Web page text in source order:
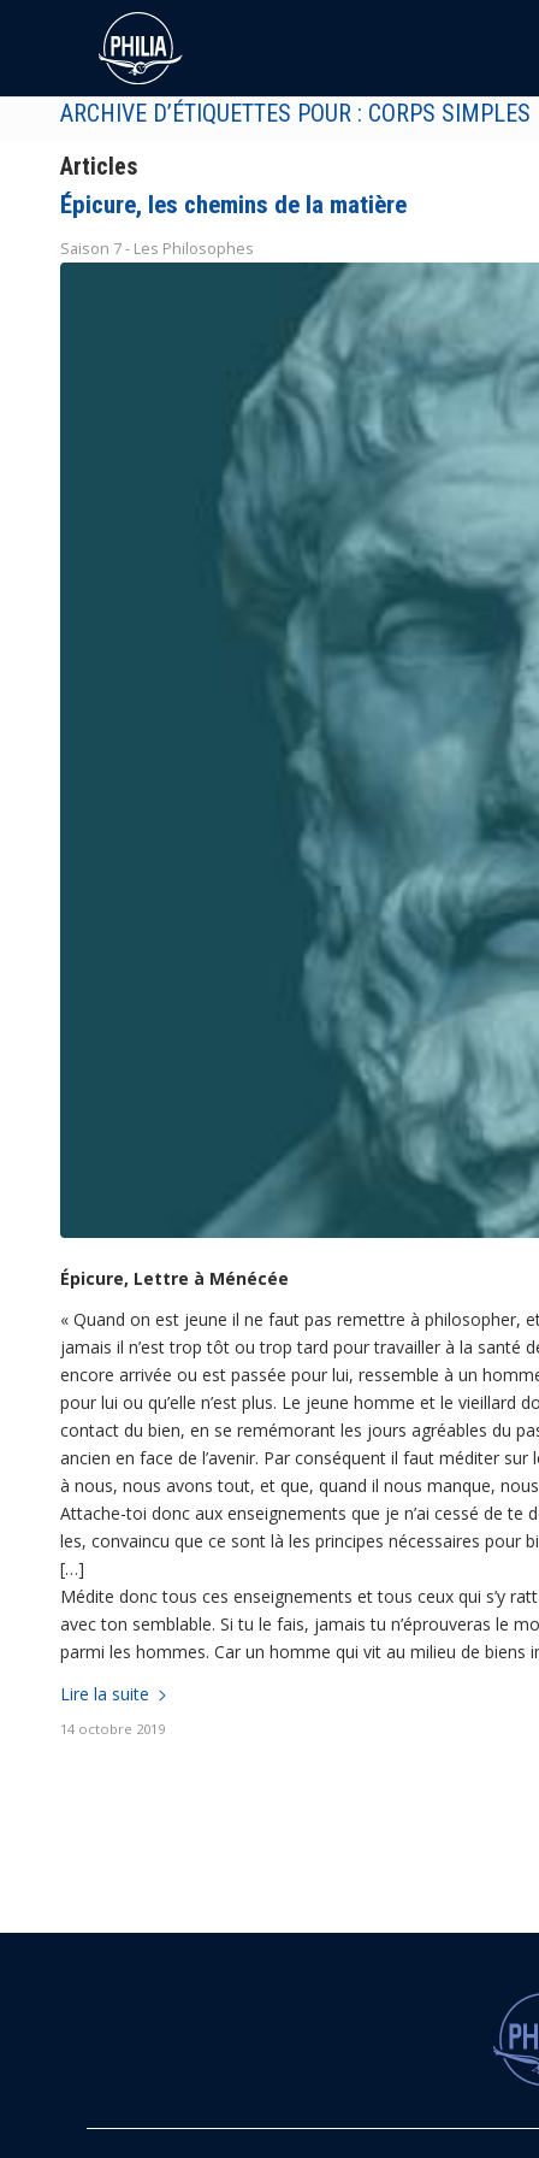
ARCHIVE D’ÉTIQUETTES POUR : CORPS SIMPLES
Articles
Épicure, les chemins de la matière
Saison 7 - Les Philosophes
Épicure, Lettre à Ménécée
« Quand on est jeune il ne faut pas remettre à philosopher,
jamais il n’est trop tôt ou trop tard pour travailler à la santé
encore arrivée ou est passée pour lui, ressemble à un
pour lui ou qu’elle n’est plus. Le jeune homme et le vieillard
contact du bien, en se remémorant les jours agréables du
ancien en face de l’avenir. Par conséquent il faut méditer
à nous, nous avons tout, et que, quand il nous manque,
Attache-toi donc aux enseignements que je n’ai cessé de
les, convaincu que ce sont là les principes nécessaires pour
[…]
Médite donc tous ces enseignements et tous ceux qui s’y
avec ton semblable. Si tu le fais, jamais tu n’éprouveras le
parmi les hommes. Car un homme qui vit au milieu de biens
Lire la suite
14 octobre 2019